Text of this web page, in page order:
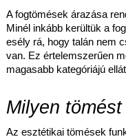
A fogtömések árazása
Minél inkább kerültük a
esély rá, hogy talán nem
van. Ez értelemszerűen
magasabb kategóriájú
Milyen
Az esztétikai tömések